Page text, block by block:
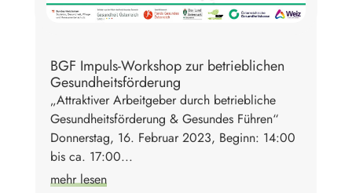
BGF Impuls-Workshop zur betrieblichen
Gesundheitsförderung
„Attraktiver Arbeitgeber durch betriebliche
Gesundheitsförderung & Gesundes Führen“
Donnerstag, 16. Februar 2023, Beginn: 14:00
bis ca. 17:00...
mehr lesen